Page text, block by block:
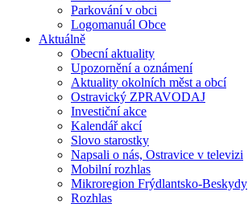
Parkování v obci
Logomanuál Obce
Aktuálně
Obecní aktuality
Upozornění a oznámení
Aktuality okolních měst a obcí
Ostravický ZPRAVODAJ
Investiční akce
Kalendář akcí
Slovo starostky
Napsali o nás, Ostravice v televizi
Mobilní rozhlas
Mikroregion Frýdlantsko-Beskydy
Rozhlas